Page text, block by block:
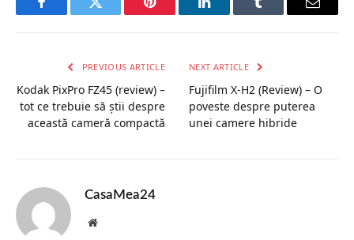
FacebookTwitter Pinterest LinkedInTumblr Email
PREVIOUS ARTICLE
Kodak PixPro FZ45 (review) –
tot ce trebuie să știi despre
această cameră compactă
NEXT ARTICLE
Fujifilm X-H2 (Review) – O
poveste despre puterea
unei camere hibride
CasaMea24
Website